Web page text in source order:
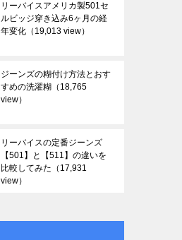
リーバイスアメリカ製501セ
ルビッジ穿き込み6ヶ月の経
年変化 （19,013 view）
ジーンズの糊付け方法とおす
すめの洗濯糊 （18,765
view）
リーバイスの定番ジーンズ
【501】と【511】の違いを
比較してみた （17,931
view）